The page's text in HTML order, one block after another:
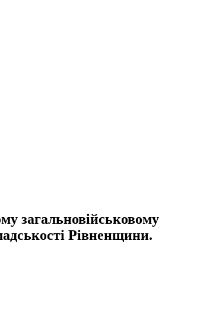
загальновійськовому
Рівненщини.